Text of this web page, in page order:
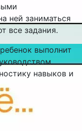
ней заниматься
все задания.
выполнит
навыков и